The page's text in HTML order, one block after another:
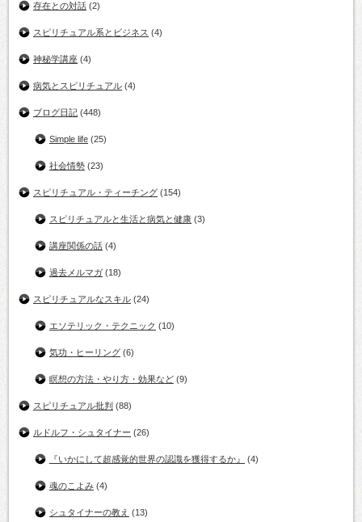
存在との対話 (2)
スピリチュアル系とビジネス (4)
神秘学講座 (4)
病気とスピリチュアル (4)
ブログ日記 (448)
Simple life (25)
社会情勢 (23)
スピリチュアル・ティーチング (154)
スピリチュアルと生活と病気と健康 (3)
講座関係の話 (4)
過去メルマガ (18)
スピリチュアルなスキル (24)
エソテリック・テクニック (10)
気功・ヒーリング (6)
瞑想の方法・やり方・効果など (9)
スピリチュアル批判 (88)
ルドルフ・シュタイナー (26)
『いかにして超感覚的世界の認識を獲得するか』 (4)
魂のこよみ (4)
シュタイナーの教え (13)